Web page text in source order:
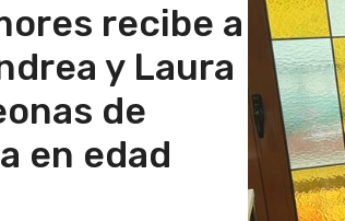
recibe a
y Laura
de
en edad